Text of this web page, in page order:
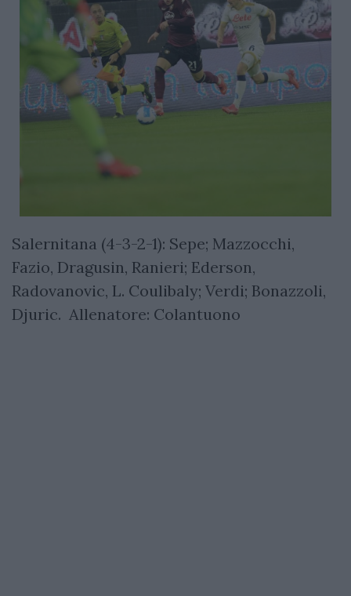
Salernitana (4-3-2-1): Sepe; Mazzocchi,
Fazio, Dragusin, Ranieri; Ederson,
Radovanovic, L. Coulibaly; Verdi; Bonazzoli,
Djuric. Allenatore: Colantuono